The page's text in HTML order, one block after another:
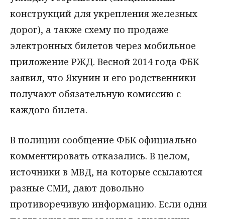
конструкций для укрепления железных
дорог), а также схему по продаже
электронных билетов через мобильное
приложение РЖД. Весной 2014 года ФБК
заявил, что Якунин и его родственники
получают обязательную комиссию с
каждого билета.
В полиции сообщение ФБК официально
комментировать отказались. В целом,
источники в МВД, на которые ссылаются
разные СМИ, дают довольно
противоречивую информацию. Если одни